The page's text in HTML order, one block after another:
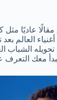
عاديًا مثل
العالم
الشباب
معك التعرف